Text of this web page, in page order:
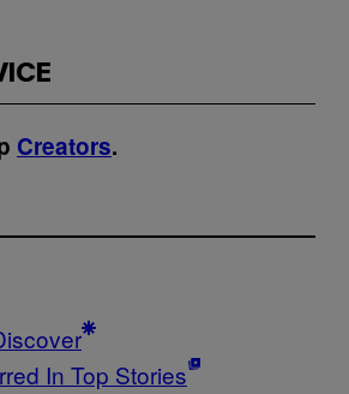
Creators.
In Top Stories